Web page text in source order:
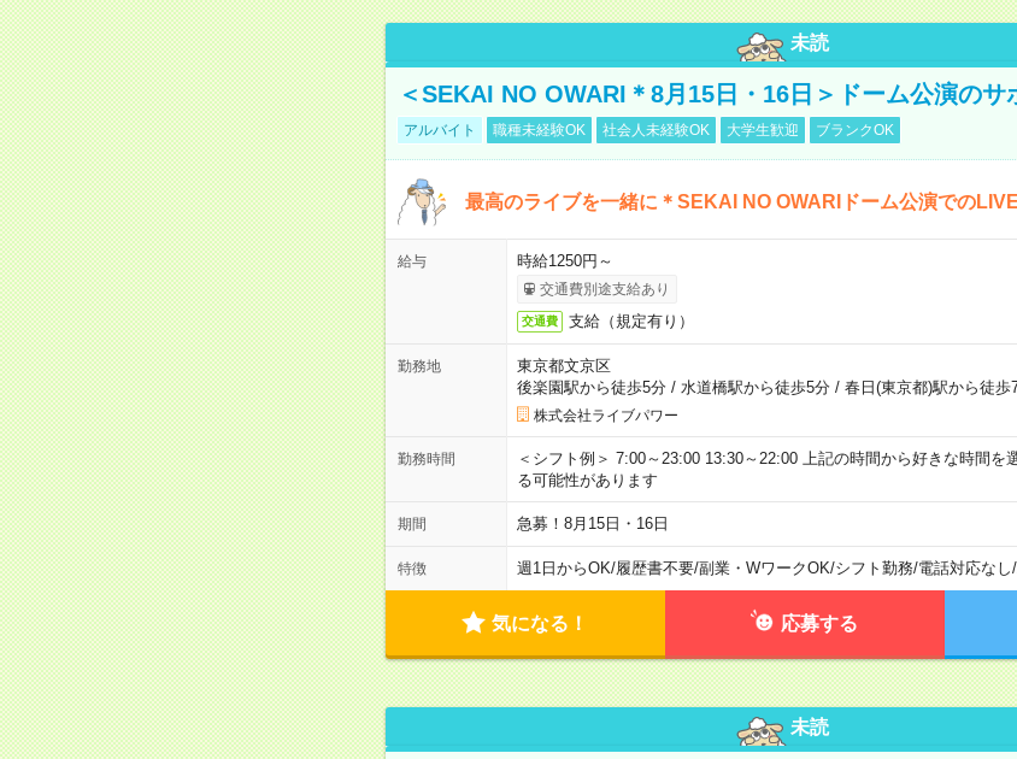
未読
＜SEKAI NO OWARI＊8月15日・16日＞ドーム公演のサ
アルバイト 職種未経験OK 社会人未経験OK 大学生歓迎 ブランクOK
最高のライブを一緒に＊SEKAI NO OWARIドーム公演での
給与 時給1250円～
交通費別途支給あり
交通費 支給（規定有り）
勤務地
東京都文京区
後楽園駅から徒歩5分/ 水道橋駅から徒歩5分/ 春日(東京都)駅から徒歩
株式会社ライブパワー
勤務時間
＜シフト例＞ 7:00～23:00 13:30～22:00 上記の時間から好きな時間
る可能性があります
期間 急募！8月15日・16日
特徴 週1日からOK/履歴書不要/副業・WワークOK/シフト勤務/電話対応なし/
気になる！ 応募する
未読